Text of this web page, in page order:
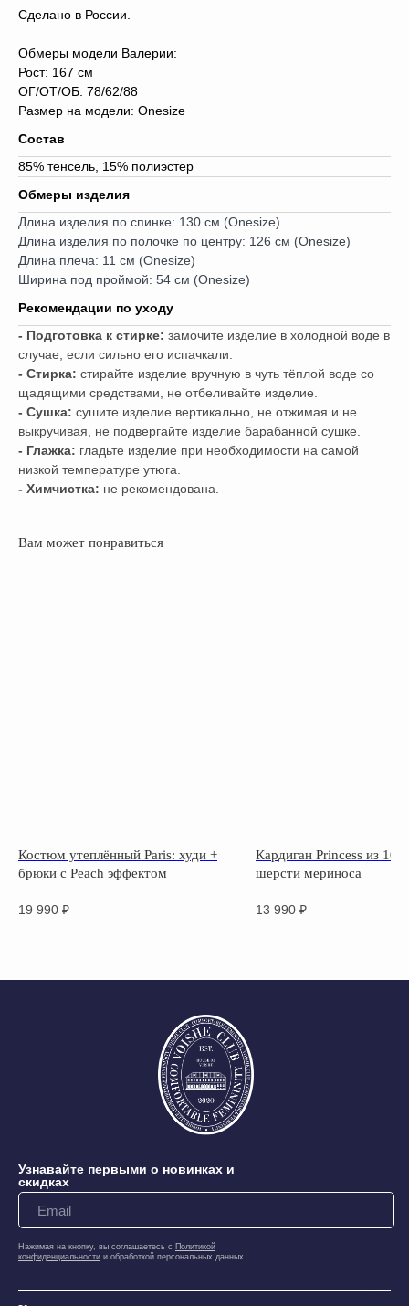
Сделано в России.
Обмеры модели Валерии:
Рост: 167 см
ОГ/ОТ/ОБ: 78/62/88
Размер на модели: Onesize
Состав
85% тенсель, 15% полиэстер
Обмеры изделия
Длина изделия по спинке: 130 см (Onesize)
Длина изделия по полочке по центру: 126 см (Onesize)
Длина плеча: 11 см (Onesize)
Ширина под проймой: 54 см (Onesize)
Рекомендации по уходу
- Подготовка к стирке: замочите изделие в холодной воде в
случае, если сильно его испачкали.
- Стирка: стирайте изделие вручную в чуть тёплой воде со
щадящими средствами, не отбеливайте изделие.
- Сушка: сушите изделие вертикально, не отжимая и не
выкручивая, не подвергайте изделие барабанной сушке.
- Глажка: гладьте изделие при необходимости на самой
низкой температуре утюга.
- Химчистка: не рекомендована.
Вам может понравиться
Костюм утеплённый Paris: худи +
брюки с Peach эффектом
19 990 ₽
Кардиган Princess из
шерсти мериноса
13 990 ₽
Нажимая на кнопку, вы соглашаетесь с Политикой
конфиденциальности и обработкой персональных данных
Узнавайте первыми о новинках и
скидках